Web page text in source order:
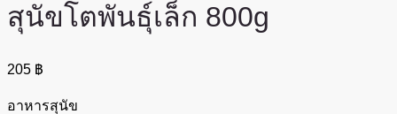
สุนัขโตพันธุ์เล็ก 800g
205 ฿
อาหารสุนัข